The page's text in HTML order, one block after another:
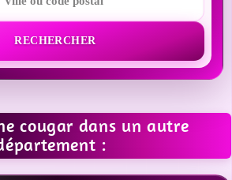
RECHERCHER
cougar dans un autre
: